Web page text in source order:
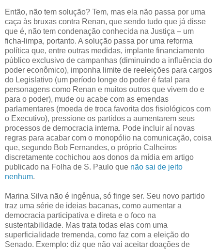
Então, não tem solução? Tem, mas ela não passa por uma
caça às bruxas contra Renan, que sendo tudo que já disse
que é, não tem condenação conhecida na Justiça – um
ficha-limpa, portanto. A solução passa por uma reforma
política que, entre outras medidas, implante financiamento
público exclusivo de campanhas (diminuindo a influência do
poder econômico), imponha limite de reeleições para cargos
do Legislativo (um período longe do poder é fatal para
personagens como Renan e muitos outros que vivem do e
para o poder), mude ou acabe com as emendas
parlamentares (moeda de troca favorita dos fisiológicos com
o Executivo), pressione os partidos a aumentarem seus
processos de democracia interna. Pode incluir aí novas
regras para acabar com o monopólio na comunicação, coisa
que, segundo Bob Fernandes, o próprio Calheiros
discretamente cochichou aos donos da mídia em artigo
publicado na Folha de S. Paulo que não sai de jeito
nenhum.
Marina Silva não é ingênua, só finge ser. Seu novo partido
traz uma série de ideias bacanas, como aumentar a
democracia participativa e direta e o foco na
sustentabilidade. Mas trata todas elas com uma
superficialidade tremenda, como faz com a eleição do
Senado. Exemplo: diz que não vai aceitar doações de